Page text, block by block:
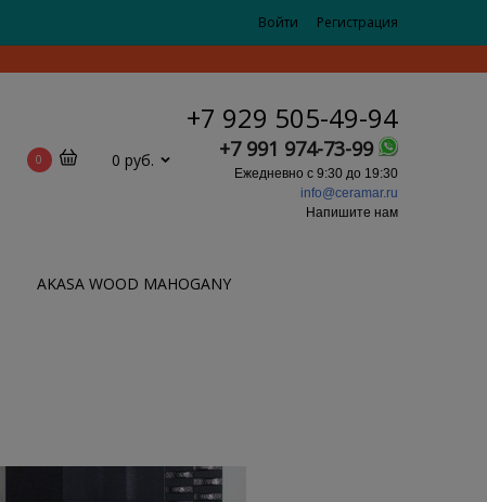
Войти Регистрация
0 0 руб.
+7 929 505-49-94
+7 991 974-73-99
Ежедневно с 9:30 до 19:30
info@ceramar.ru
Напишите нам
AKASA WOOD MAHOGANY